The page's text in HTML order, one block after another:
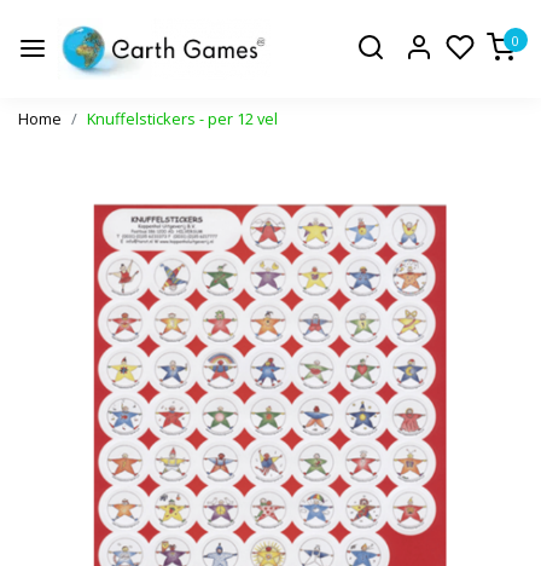
0
Home Knuffelstickers - per 12 vel